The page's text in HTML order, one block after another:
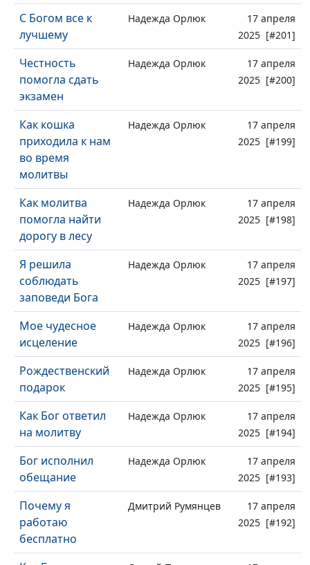
С Богом все к
лучшему
Надежда Орлюк
17 апреля
2025 [#201]
Честность
помогла сдать
экзамен
Надежда Орлюк
17 апреля
2025 [#200]
Как кошка
приходила к нам
во время
молитвы
Надежда Орлюк
17 апреля
2025 [#199]
Как молитва
помогла найти
дорогу в лесу
Надежда Орлюк
17 апреля
2025 [#198]
Я решила
соблюдать
заповеди Бога
Надежда Орлюк
17 апреля
2025 [#197]
Мое чудесное
исцеление
Надежда Орлюк
17 апреля
2025 [#196]
Рождественский
подарок
Надежда Орлюк
17 апреля
2025 [#195]
Как Бог ответил
на молитву
Надежда Орлюк
17 апреля
2025 [#194]
Бог исполнил
обещание
Надежда Орлюк
17 апреля
2025 [#193]
Почему я
работаю
бесплатно
Дмитрий Румянцев
17 апреля
2025 [#192]